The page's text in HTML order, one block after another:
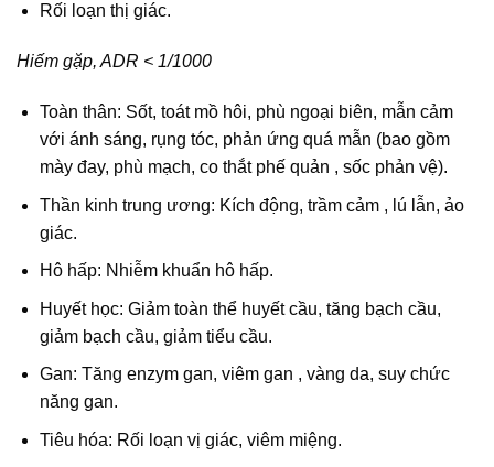
Rối loạn thị giác.
Hiếm gặp, ADR < 1/1000
Toàn thân: Sốt, toát mồ hôi, phù ngoại biên, mẫn cảm
với ánh sáng, rụng tóc, phản ứng quá mẫn (bao gồm
mày đay, phù mạch, co thắt phế quản , sốc phản vệ).
Thần kinh trung ương: Kích động, trầm cảm , lú lẫn, ảo
giác.
Hô hấp: Nhiễm khuẩn hô hấp.
Huyết học: Giảm toàn thể huyết cầu, tăng bạch cầu,
giảm bạch cầu, giảm tiểu cầu.
Gan: Tăng enzym gan, viêm gan , vàng da, suy chức
năng gan.
Tiêu hóa: Rối loạn vị giác, viêm miệng.